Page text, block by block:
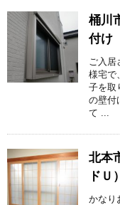
桶川
付け
ご入
様宅で
子を取
の壁付
て ...
北本
ドＵ）
かなり